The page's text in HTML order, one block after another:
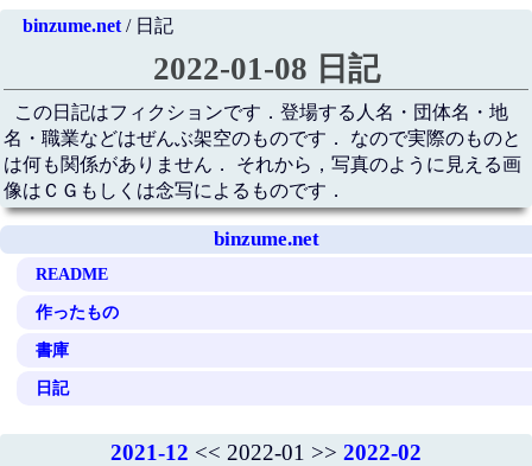
binzume.net/ 日記
2022-01-08 日記
この日記はフィクションです．登場する人名・団体名・地
名・職業などはぜんぶ架空のものです． なので実際のものと
は何も関係がありません． それから，写真のように見える画
像はＣＧもしくは念写によるものです．
binzume.net
README
作ったもの
書庫
日記
2021-12 << 2022-01 >> 2022-02